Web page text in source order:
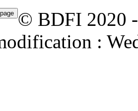
© BDFI 2020
: